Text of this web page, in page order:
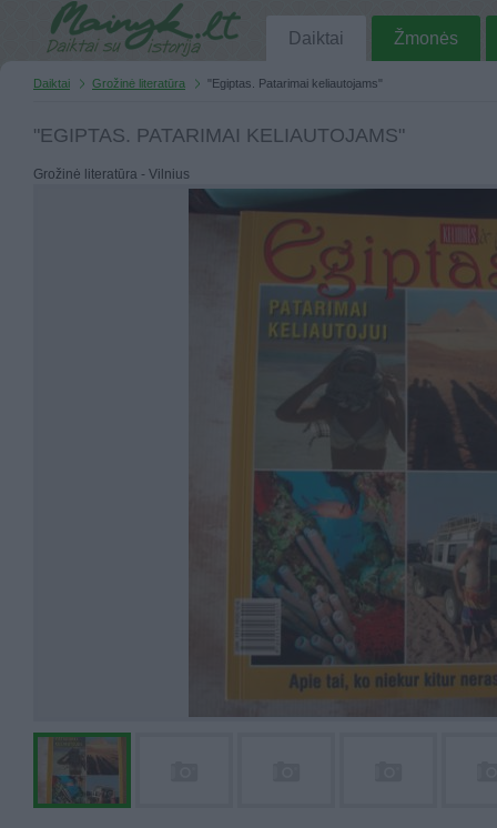
Daiktai Žmonės
Daiktai Grožinė literatūra "Egiptas. Patarimai keliautojams"
"EGIPTAS. PATARIMAI KELIAUTOJAMS"
Grožinė literatūra - Vilnius